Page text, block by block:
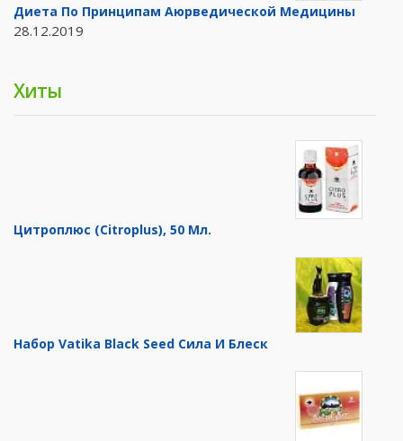
Диета По Принципам Аюрведической Медицины
28.12.2019
Хиты
Цитроплюс (Citroplus), 50 Мл.
Набор Vatika Black Seed Сила И Блеск